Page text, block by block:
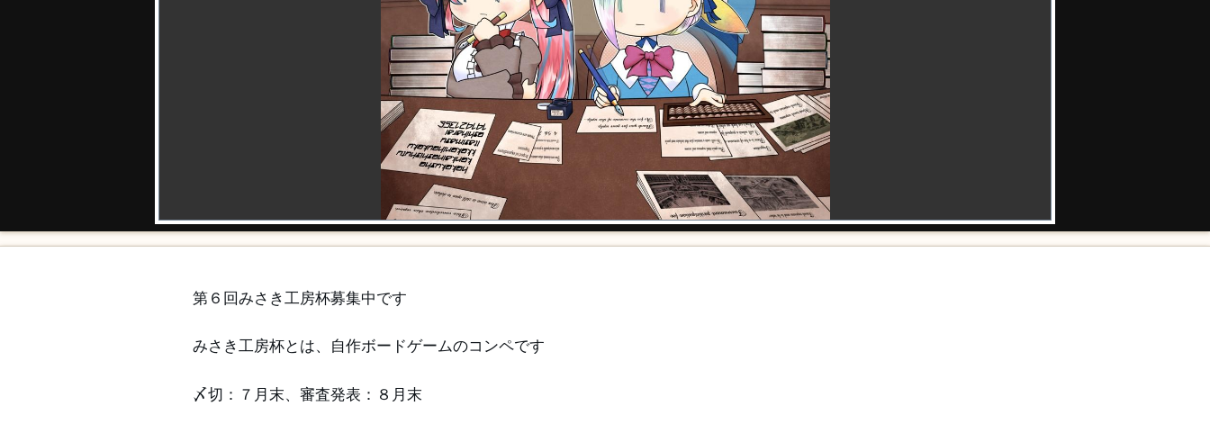
第６回みさき工房杯募集中です
みさき工房杯とは、自作ボードゲームのコンペです
〆切：７月末、審査発表：８月末